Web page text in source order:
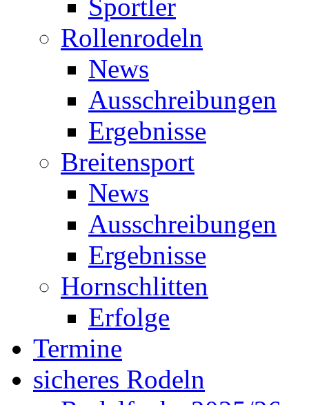
Sportler
Rollenrodeln
News
Ausschreibungen
Ergebnisse
Breitensport
News
Ausschreibungen
Ergebnisse
Hornschlitten
Erfolge
Termine
sicheres Rodeln